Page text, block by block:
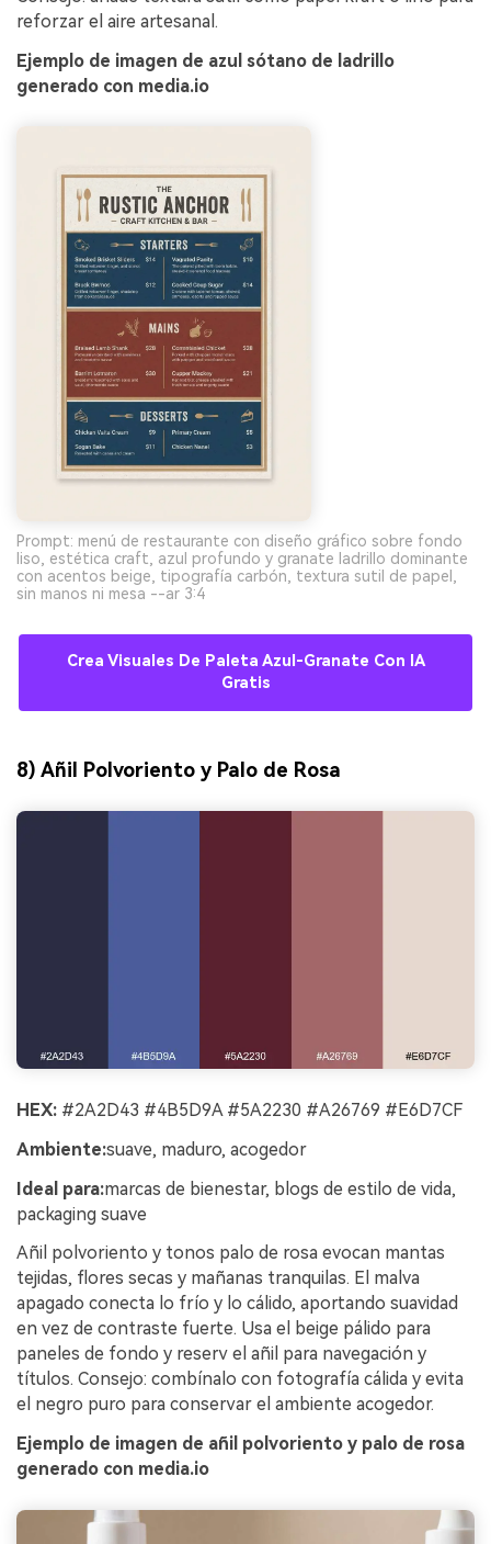
reforzar el aire artesanal.
Ejemplo de imagen de azul sótano de ladrillo
generado con media.io
Prompt: menú de restaurante con diseño gráfico sobre fondo
liso, estética craft, azul profundo y granate ladrillo dominante
con acentos beige, tipografía carbón, textura sutil de papel,
sin manos ni mesa --ar 3:4
Crea Visuales De Paleta Azul-Granate Con IA
Gratis
8) Añil Polvoriento y Palo de Rosa
HEX: #2A2D43 #4B5D9A #5A2230 #A26769 #E6D7CF
Ambiente:suave, maduro, acogedor
Ideal para:marcas de bienestar, blogs de estilo de vida,
packaging suave
Añil polvoriento y tonos palo de rosa evocan mantas
tejidas, flores secas y mañanas tranquilas. El malva
apagado conecta lo frío y lo cálido, aportando suavidad
en vez de contraste fuerte. Usa el beige pálido para
paneles de fondo y reserv el añil para navegación y
títulos. Consejo: combínalo con fotografía cálida y evita
el negro puro para conservar el ambiente acogedor.
Ejemplo de imagen de añil polvoriento y palo de rosa
generado con media.io